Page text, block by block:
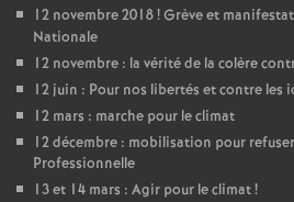
12 novembre 2018! Grève et
Nationale
12 novembre : la vérité de la colère
12 juin : Pour nos libertés et contre les
12 mars : marche pour le climat
12 décembre : mobilisation pour
Professionnelle
13 et 14 mars : Agir pour le climat!